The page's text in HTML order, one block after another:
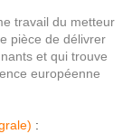
travail du metteur
pièce de délivrer
et qui trouve
européenne
: